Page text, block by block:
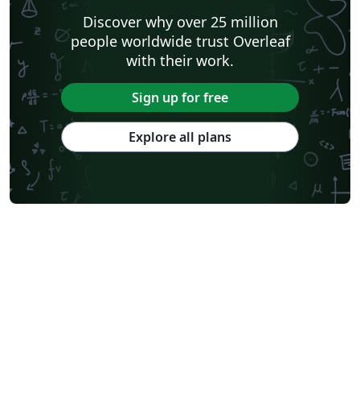
Discover why over 25 million
people worldwide trust Overleaf
with their work.
Sign up for free
Explore all plans